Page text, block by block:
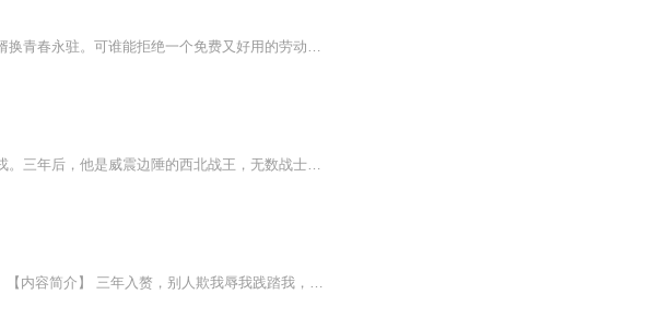
穿成赘婿文里嫌贫爱富的反派丈母娘，绑定的系统逼我欺辱上门赘婿换青春永驻。可谁能拒绝一个免费又好用的劳动力？我反手召开家族大会，把亿万家产全塞给赘婿，转头还把不成器的儿女打包送去非洲挖矿。系统当场崩溃尖叫：“宿主你疯了？！”我冷笑一声：“...
【内容简介】三年前，身为保安的王辰，为捍卫家庭，毅然入伍从戎。三年后，他是威震边陲的西北战王，无数战士心中的神！然而，当他满载荣誉回归都市，面对的，却是一纸离婚协议……【作者介绍】花都公子：17K优秀网文作者【主播阵容】练练，令狐【购买须知...
稳定日更5集，不定期爆更，AI主播良心又迷人，订阅追更不迷路！ 【内容简介】 三年入赘，别人欺我辱我践踏我，以为我只是一个窝囊废。他们却不知道，我隐忍三年，只为当年的承诺。三年之后，龙腾九霄，我就是这世界上最强大的人，所有人，都要匍匐于我...